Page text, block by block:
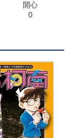
開心
0